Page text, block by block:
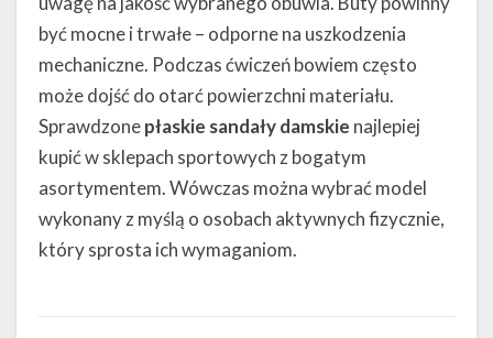
być mocne i trwałe – odporne na uszkodzenia
mechaniczne. Podczas ćwiczeń bowiem często
może dojść do otarć powierzchni materiału.
Sprawdzonepłaskie sandały damskie najlepiej
kupić w sklepach sportowych z bogatym
asortymentem. Wówczas można wybrać model
wykonany z myślą o osobach aktywnych fizycznie,
który sprosta ich wymaganiom.